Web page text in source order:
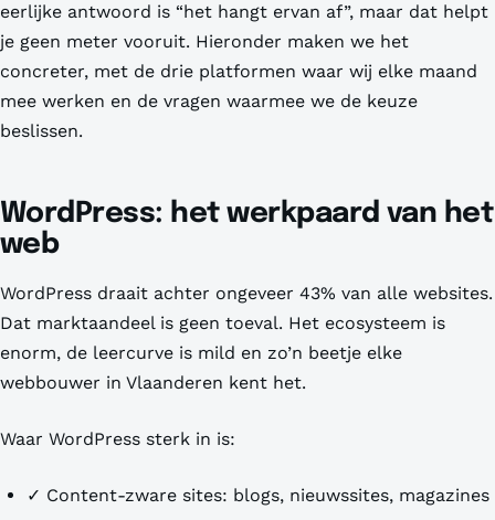
eerlijke antwoord is “het hangt ervan af”, maar dat helpt
je geen meter vooruit. Hieronder maken we het
concreter, met de drie platformen waar wij elke maand
mee werken en de vragen waarmee we de keuze
beslissen.
WordPress: het werkpaard van het
web
WordPress draait achter ongeveer 43% van alle websites.
Dat marktaandeel is geen toeval. Het ecosysteem is
enorm, de leercurve is mild en zo’n beetje elke
webbouwer in Vlaanderen kent het.
Waar WordPress sterk in is:
✓ Content-zware sites: blogs, nieuwssites, magazines